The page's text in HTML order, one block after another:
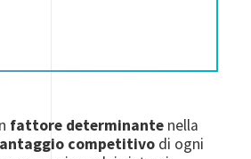
fattore determinante nella
competitivo di ogni